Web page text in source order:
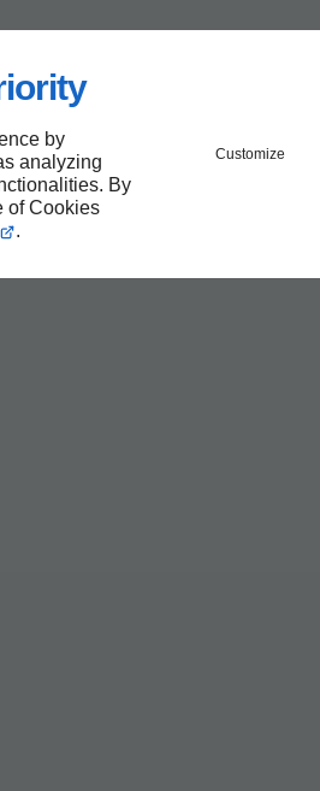
by
analyzing
By
of Cookies
.
Customize